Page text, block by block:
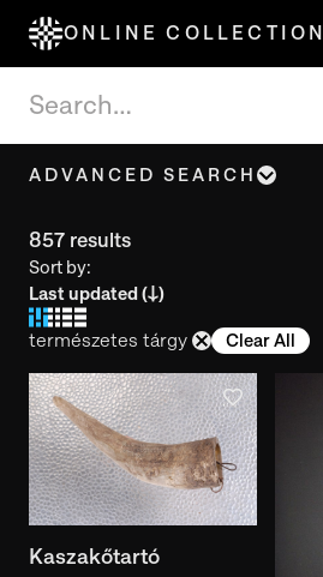
ONLINE COLLECTION
ADVANCED SEARCH
Inventory number
Year of creation
Year of use
Acquisition year
857 results
Sort by:
természetes tárgy Clear All
Kaszakőtartó